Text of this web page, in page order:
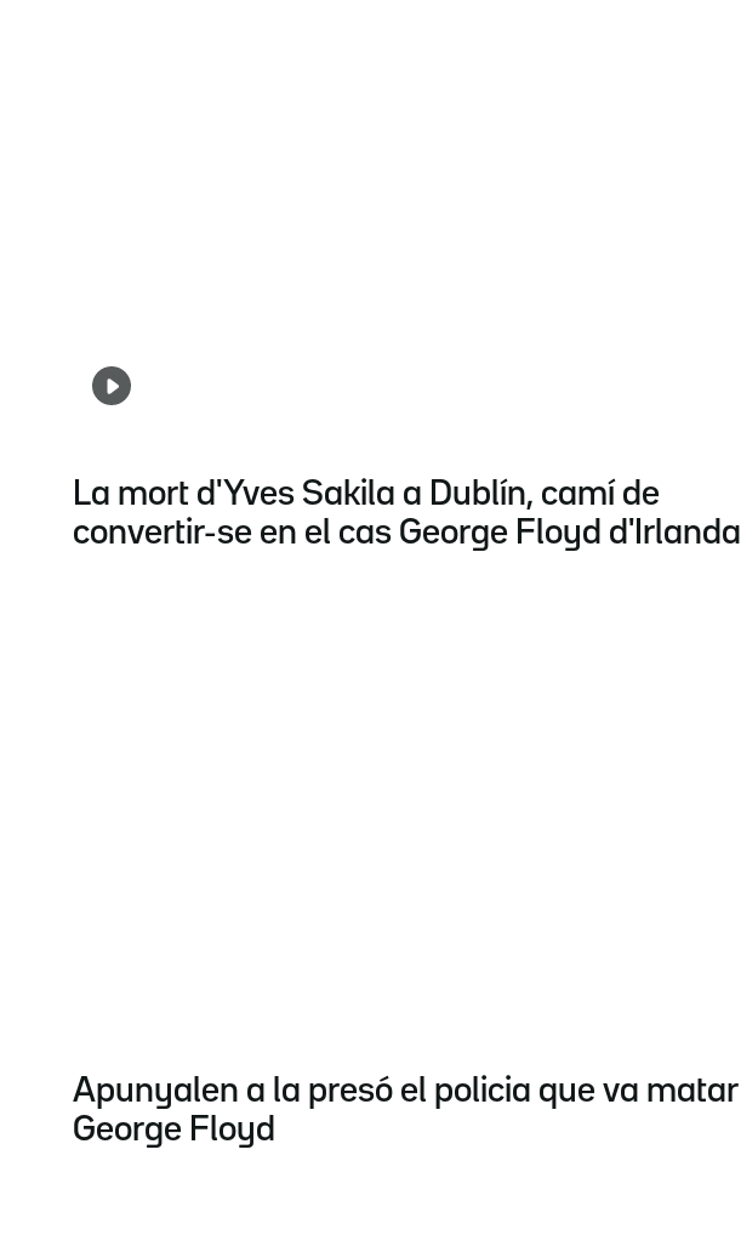
La mort d'Yves Sakila a Dublín, camí de
convertir-se en el cas George Floyd d'Irlanda
Apunyalen a la presó el policia que va matar
George Floyd